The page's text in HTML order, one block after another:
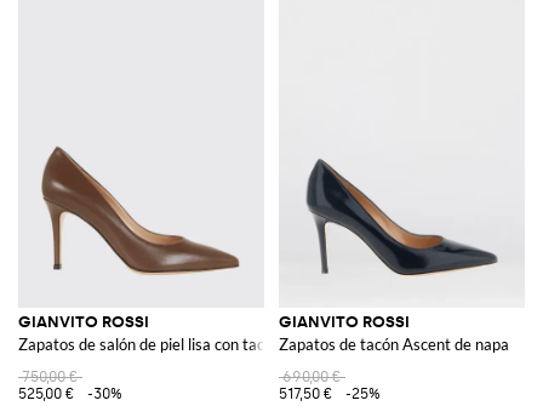
GIANVITO ROSSI
Zapatos de salón de piel lisa con tacón de aguja y punta de almendra
750,00 €
525,00 €
-30%
GIANVITO ROSSI
Zapatos de tacón Ascent de napa
690,00 €
517,50 €
-25%